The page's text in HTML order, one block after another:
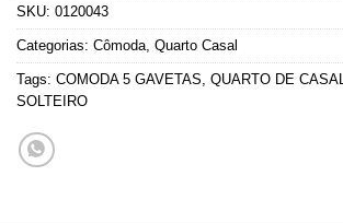
SKU: 0120043
Categorias: Cômoda Quarto Casal
Tags: COMODA 5 GAVETAS QUARTO DE CASAL
SOLTEIRO